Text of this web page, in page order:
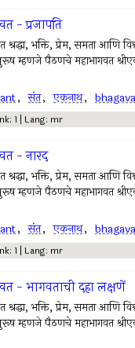
- प्रजापति
श्रद्धा, भक्ति, प्रेम, समता आणि
म्हणजे पैठणचे महाभागवत
, संत, एकनाथ,
1 | Lang: mr
- नारद
श्रद्धा, भक्ति, प्रेम, समता आणि
म्हणजे पैठणचे महाभागवत
, संत, एकनाथ,
1 | Lang: mr
- भागवताची दहा लक्षणें
श्रद्धा, भक्ति, प्रेम, समता आणि
म्हणजे पैठणचे महाभागवत